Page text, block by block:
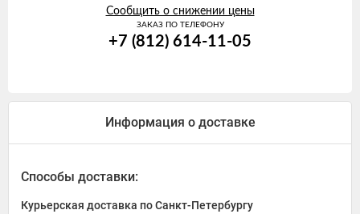
Сообщить о снижении цены
ЗАКАЗ ПО ТЕЛЕФОНУ
+7 (812) 614-11-05
Информация о доставке
Способы доставки:
Курьерская доставка по Санкт-Петербургу